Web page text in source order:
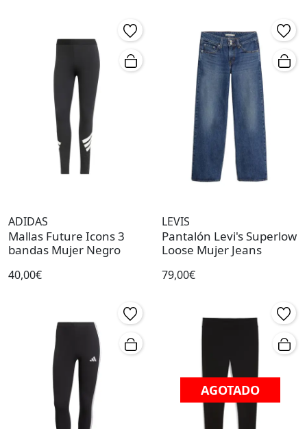
ADIDAS
Mallas Future Icons 3
bandas Mujer Negro
40,00€
LEVIS
Pantalón Levi's Superlow
Loose Mujer Jeans
79,00€
AGOTADO